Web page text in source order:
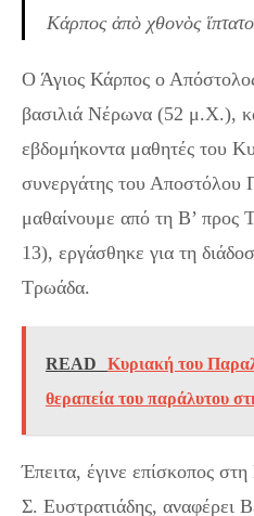
Κάρπος ἀπὸ χθονὸς
Ο Άγιος Κάρπος ο
βασιλιά Νέρωνα (52 μ.Χ.),
εβδομήκοντα μαθητές του
συνεργάτης του Αποστόλου
μαθαίνουμε από τη Β’ προς
13), εργάσθηκε για τη
Τρωάδα.
READ
Κυριακή του
θεραπεία του παράλυτου
Έπειτα, έγινε επίσκοπος
Σ. Ευστρατιάδης, αναφέρει